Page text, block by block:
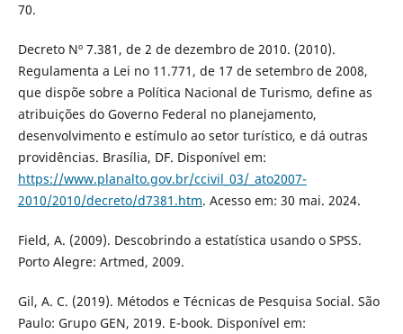
70.
Decreto Nº 7.381, de 2 de dezembro de 2010. (2010).
Regulamenta a Lei no 11.771, de 17 de setembro de 2008,
que dispõe sobre a Política Nacional de Turismo, define as
atribuições do Governo Federal no planejamento,
desenvolvimento e estímulo ao setor turístico, e dá outras
providências. Brasília, DF. Disponível em:
https://www.planalto.gov.br/ccivil_03/_ato2007-
2010/2010/decreto/d7381.htm. Acesso em: 30 mai. 2024.
Field, A. (2009). Descobrindo a estatística usando o SPSS.
Porto Alegre: Artmed, 2009.
Gil, A. C. (2019). Métodos e Técnicas de Pesquisa Social. São
Paulo: Grupo GEN, 2019. E-book. Disponível em: